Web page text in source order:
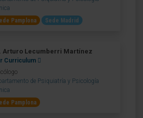
Pamplona
Sede Madrid
Arturo Lecumberri Martínez
Curriculum
de Psiquiatría y Psicología
Pamplona